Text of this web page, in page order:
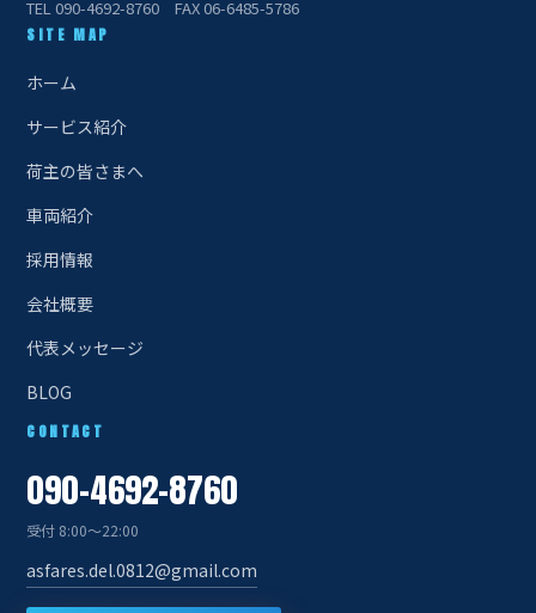
TEL 090-4692-8760 FAX 06-6485-5786
SITE MAP
ホーム
サービス紹介
荷主の皆さまへ
車両紹介
採用情報
会社概要
代表メッセージ
BLOG
CONTACT
090-4692-8760
受付 8:00〜22:00
asfares.del.0812@gmail.com